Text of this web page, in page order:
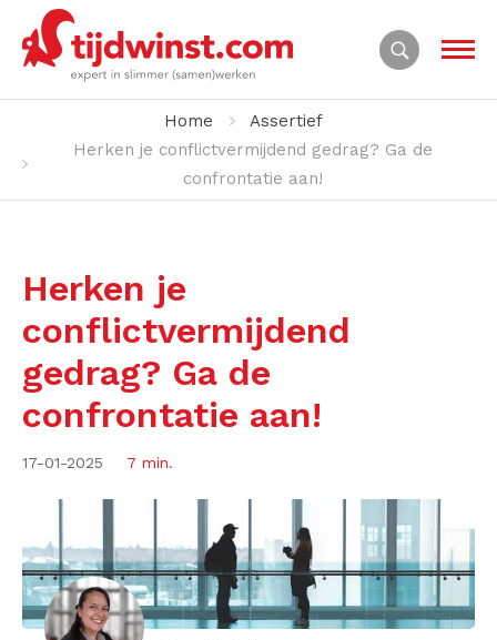
Home
Assertief
Herken je conflictvermijdend gedrag? Ga de
confrontatie aan!
Herken je
conflictvermijdend
gedrag? Ga de
confrontatie aan!
17-01-2025 7 min.